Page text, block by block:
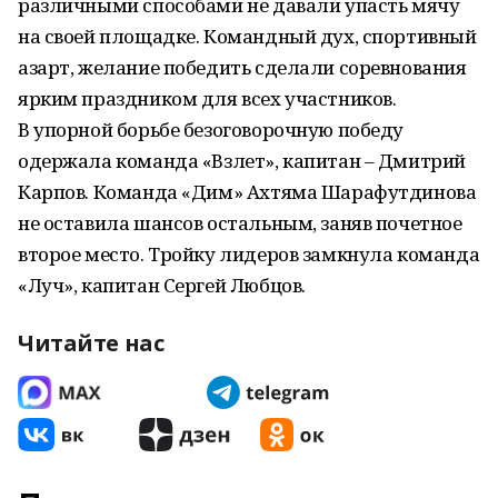
на своей площадке. Командный дух, спортивный
азарт, желание победить сделали соревнования
ярким праздником для всех участников.
В упорной борьбе безоговорочную победу
одержала команда «Взлет», капитан – Дмитрий
Карпов. Команда «Дим» Ахтяма Шарафутдинова
не оставила шансов остальным, заняв почетное
второе место. Тройку лидеров замкнула команда
«Луч», капитан Сергей Любцов.
Читайте нас